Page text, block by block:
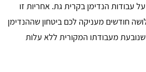
עבודות הנדימן בקרית גת. אחריות זו
חודשים מעניקה לכם ביטחון שההנדימן
שנובעת מעבודתו המקורית ללא עלות